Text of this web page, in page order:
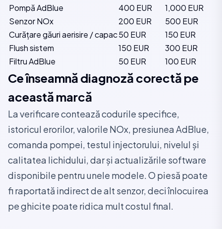
Pompă AdBlue
400 EUR
1,000 EUR
Senzor NOx
200 EUR
500 EUR
Curățare găuri aerisire / capac50 EUR
150 EUR
Flush sistem
150 EUR
300 EUR
Filtru AdBlue
50 EUR 100 EUR
Ce înseamnă diagnoză corectă pe
această marcă
La verificare contează codurile specifice,
istoricul erorilor, valorile NOx, presiunea AdBlue,
comanda pompei, testul injectorului, nivelul și
calitatea lichidului, dar și actualizările software
disponibile pentru unele modele. O piesă poate
fi raportată indirect de alt senzor, deci înlocuirea
pe ghicite poate ridica mult costul final.